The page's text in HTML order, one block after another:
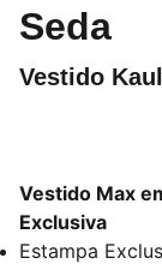
Seda
Vestido
Vestido Max
Exclusiva
Estampa